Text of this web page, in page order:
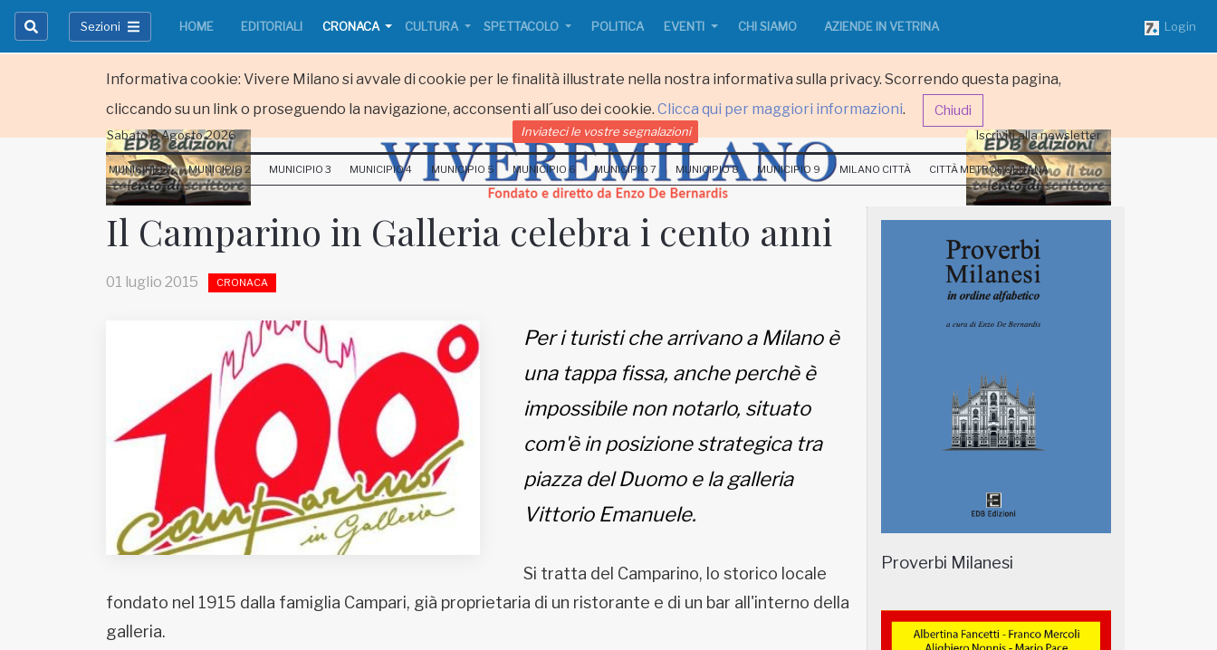
Informativa cookie: Vivere Milano si avvale di cookie per le finalità illustrate nella nostra informativa sulla privacy. Scorrendo questa pagina,
cliccando su un link o proseguendo la navigazione, acconsenti all´uso dei cookie. Clicca qui per maggiori informazioni. Chiudi
Sezioni HOME EDITORIALI CRONACA CULTURA SPETTACOLO POLITICA EVENTI CHI SIAMO AZIENDE IN VETRINA Login
Inviateci le vostre segnalazioni
Fondato e diretto da Enzo De
EDB edizioni - Via Brivio angolo C.
Imbonati, 89 20159 Milano (Italia)
Informativa sulla privacy
Sabato 8 Agosto 2026 Inviateci le vostre segnalazioni Iscriviti alla newsletter
MUNICIPIO 1 MUNICIPIO 2 MUNICIPIO 3 MUNICIPIO 4 MUNICIPIO 5 MUNICIPIO 6 MUNICIPIO 7 MUNICIPIO 8 MUNICIPIO 9 MILANO CITTÀ CITTÀ METROPOLITANA
Il Camparino in Galleria celebra i cento anni
01 luglio 2015 CRONACA
Per i turisti che arrivano a Milano è
una tappa fissa, anche perchè è
impossibile non notarlo, situato
com'è in posizione strategica tra
piazza del Duomo e la galleria
Vittorio Emanuele.
Si tratta del Camparino, lo storico locale
fondato nel 1915 dalla famiglia Campari, già proprietaria di un ristorante e di un bar all'interno della
galleria.
Proverbi Milanesi